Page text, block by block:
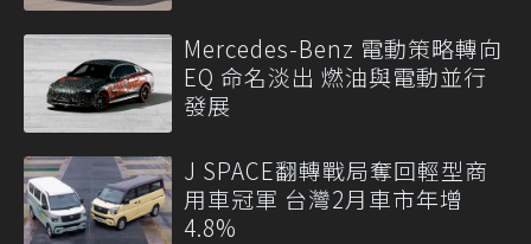
Mercedes-Benz 電動策略轉向
EQ 命名淡出 燃油與電動並行
發展
J SPACE翻轉戰局奪回輕型商
用車冠軍 台灣2月車市年增
4.8%